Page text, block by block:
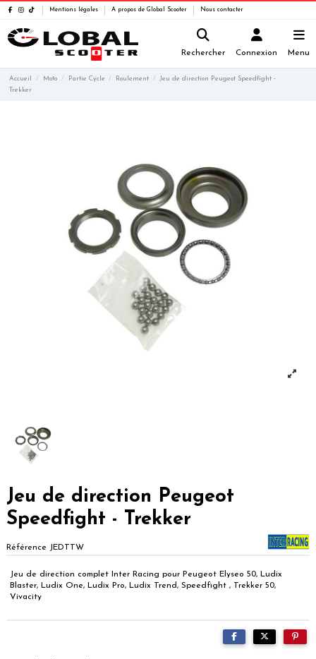
Mentions légales A propos de Global Scooter Nous contacter
Rechercher Connexion Menu
Accueil Moto Partie Cycle Roulement
Jeu de direction Peugeot Speedfight -
Trekker
Jeu de direction Peugeot
Speedfight - Trekker
Référence JEDTTW
Jeu de direction complet Inter Racing pour Peugeot Elyseo 50, Ludix
Blaster, Ludix One, Ludix Pro, Ludix Trend, Speedfight , Trekker 50,
Vivacity